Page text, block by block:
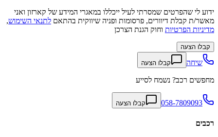
ידוע לי שהפרטים שמסרתי לעיל ייכללו במאגרי המידע של קארזון ואני
מאשר/ת קבלת דיוורים, פרסומות ופניה שיווקית בהתאם לתנאי השימוש,
מדיניות הפרטיות וחוק הגנת הצרכן
קבלו הצעה
שיחה קבלו הצעה
מחפשים רכב? נשמח לסייע
058-7809093 קבלו הצעה
רכבים